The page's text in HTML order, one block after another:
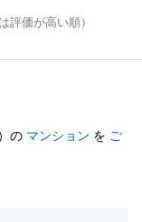
評価が高い順）
）の マンション を ご